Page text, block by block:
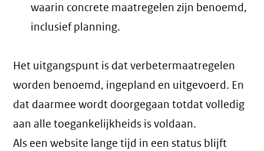
waarin concrete maatregelen zijn benoemd,
inclusief planning.
Het uitgangspunt is dat verbetermaatregelen
worden benoemd, ingepland en uitgevoerd. En
dat daarmee wordt doorgegaan totdat volledig
aan alle toegankelijkheids is voldaan.
Als een website lange tijd in een status blijft